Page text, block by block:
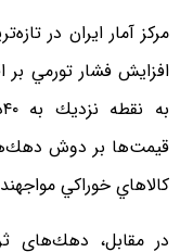
افزايش فشار تورمي
قيمت‌ها بر دوش
كالاهاي خوراكي
در مقابل، دهك‌هاي